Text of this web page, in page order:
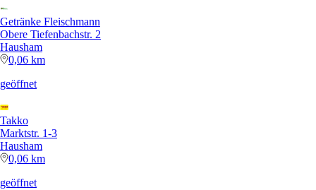
Getränke Fleischmann
Obere Tiefenbachstr. 2
Hausham
0,06 km
geöffnet
Takko
Marktstr. 1-3
Hausham
0,06 km
geöffnet